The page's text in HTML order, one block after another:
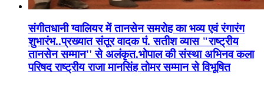
संगीतधानी ग्वालियर में तानसेन समरोह का भव्य एवं रंगारंग
शुभारंभ..प्रख्यात संतूर वादक पं. सतीश व्यास "राष्ट्रीय
तानसेन सम्मान'' से अलंकृत.भोपाल की संस्था अभिनव कला
परिषद राष्ट्रीय राजा मानसिंह तोमर सम्मान से विभूषित